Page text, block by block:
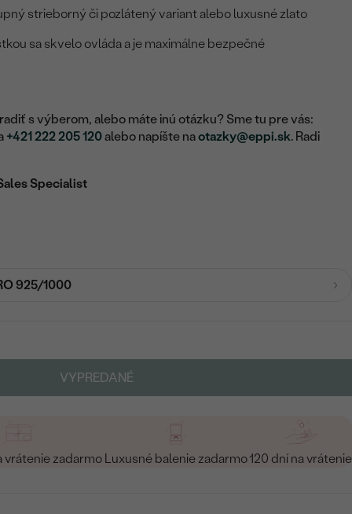
strieborný či pozlátený variant alebo luxusné zlato
sa skvelo ovláda a je maximálne bezpečné
s výberom, alebo máte inú otázku? Sme tu pre vás:
+421 222 205 120alebo napíšte naotazky@eppi.sk. Radi
Specialist
925/1000
VYPREDANÉ
vrátenie zadarmo Luxusné balenie zadarmo120 dní na vrátenie